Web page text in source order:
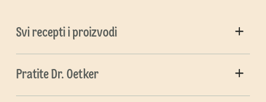
Svi recepti i proizvodi
Pratite Dr. Oetker